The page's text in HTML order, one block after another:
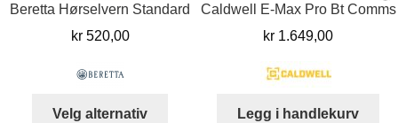
Beretta Hørselvern Standard
kr520,00
Velg alternativ
Caldwell E-Max Pro Bt Comms
kr 1.649,00
Legg i handlekurv